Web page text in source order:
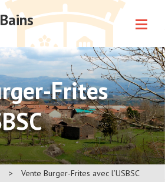
Bains
Frites
> Vente Burger-Frites avec l’USBSC